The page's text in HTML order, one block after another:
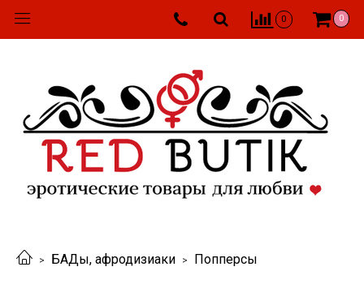
0 0
БАДы, афродизиаки Попперсы